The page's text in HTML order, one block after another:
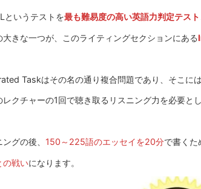
というテストを最も難易度の高い英語力判定テスト
大きな一つが、このライティングセクションにある
Taskはその名の通り複合問題であり、そこに
レクチャーの1回で聴き取るリスニング力を必要とし
ングの後、 150～225語のエッセイを20分で書くた
の戦いになります。